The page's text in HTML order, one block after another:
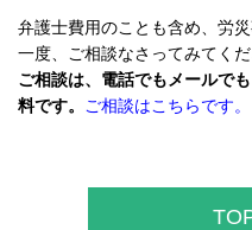
弁護士費用のことも含め、労
一度、ご相談なさってみてくだ
ご相談は、電話でもメールで
料です。
ご相談はこちらです。